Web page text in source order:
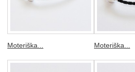
Moteriška... Moteriška...